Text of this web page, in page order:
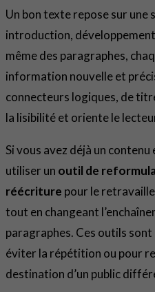
Un bon texte repose sur une
introduction,
même des paragraphes,
information nouvelle et
connecteurs logiques, de
la lisibilité et oriente le
Si vous avez déjà un contenu
utiliser un outil de
réécriture pour le
tout en changeant
paragraphes. Ces outils
éviter la répétition ou pour
destination d’un public